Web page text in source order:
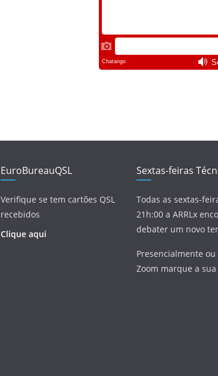
EuroBureauQSL
Verifique se tem cartões QSL
recebidos
Clique aqui
Sextas-feiras
Todas as sextas-
21h:00 a ARRLx
debater um novo
Presencialmente
Zoom marque a